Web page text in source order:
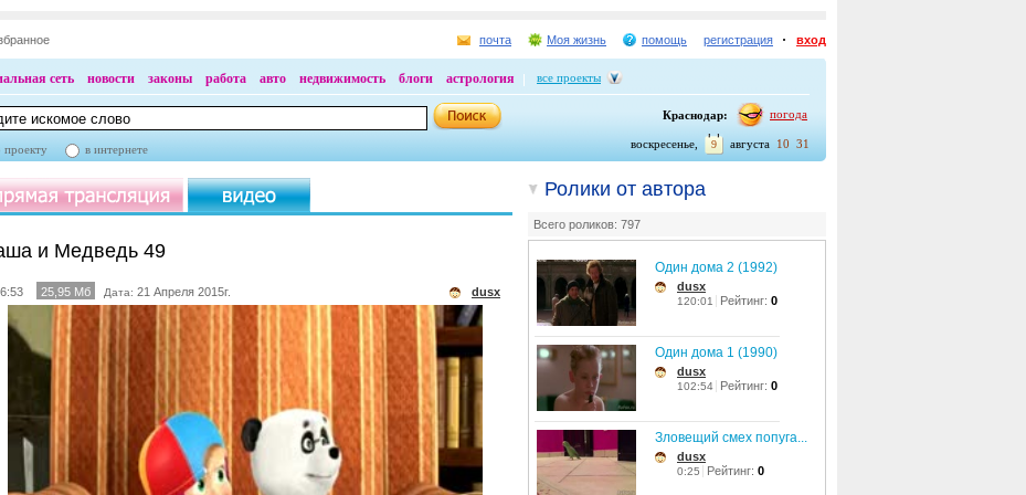
почта Моя жизнь помощь регистрация вход
сеть новости законы работа авто недвижимость блоги астрология все проекты
Краснодар: погода
10 31
августа
9
воскресенье,
проекту в интернете
Ролики от автора
Всего роликов: 797
Один дома 2 (1992)
dusx
120:01 Рейтинг: 0
Один дома 1 (1990)
dusx
102:54 Рейтинг: 0
Зловещий смех попуга...
dusx
0:25 Рейтинг: 0
и Медведь 49
6:53 25,95 Мб Дата: 21 Апреля 2015г. dusx